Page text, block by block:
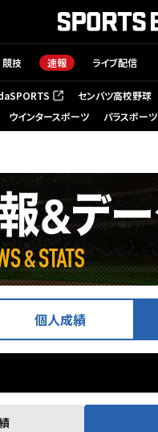
競技 速報 ライブ配信
いタブで開く） センバツ高校野球
ウインタースポーツ パラスポーツ
個人成績